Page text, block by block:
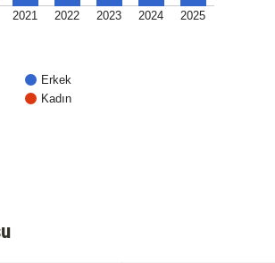
2021 2022 2023 2024 2025
Erkek
Kadın